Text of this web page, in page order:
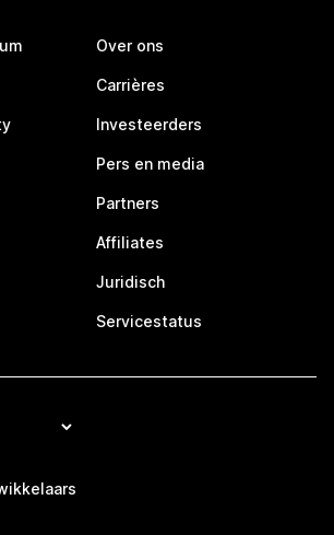
Over ons
Carrières
Investeerders
Pers en media
Partners
Affiliates
Juridisch
Servicestatus